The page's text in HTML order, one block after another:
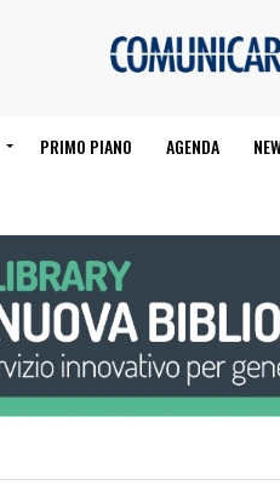
PRIMO PIANO AGENDA